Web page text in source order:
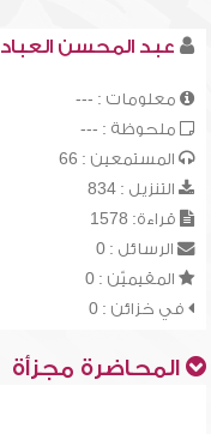
عبد المحسن العباد
معلومات : ---
ملحوظة : ---
المستمعين : 66
التنزيل : 834
قراءة: 1578
الرسائل : 0
المقيميّن : 0
في خزائن : 0
المحاضرة مجزأة